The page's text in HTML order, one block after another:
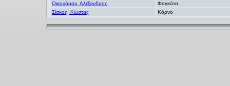
Οικονόμου, Αλέξανδρος
Φαγκότο
Σίσκος, Κώστας
Κόρνο